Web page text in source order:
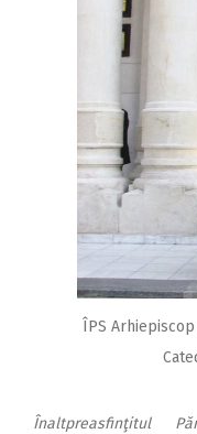
ÎPS
Înaltpreasfinţitul